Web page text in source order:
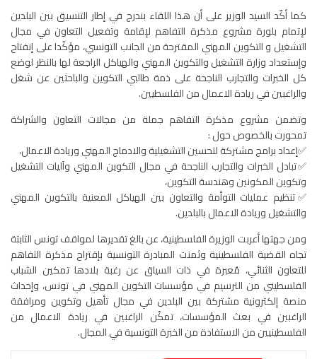
كما أكّد السيد الوزير على أن هذا اللقاء بندرج في إطار التنسيق بين البلدين
لإتمام بلورة مشروع مذكرة التفاهم لإقامة وتفعيل التعاون في مجال
التشغيل و التكوين المهني المقترحة من الجانب التونسي، مؤكّدا على إنفتاح
وإستعداد وزارة التشغيل والتكوين المهني والهياكل الراجعة لها بالنظر لوضع
كل الخبرات والتجارب الناجحة على ذمة طالبي التكوين والباحثين عن شغل
والراغبين في ريادة الاعمال من الفلسطيين.
وتضمن مشروع مذكرة التفاهم جملة من مجالات التعاون والشراكة
تمحورت بالخصوص حول :
✅إعداد برامج مشتركة لتحسين التشغيلية والادماج المهني وريادة الاعمال،
✅تبادل الخبرات والتجارب الناجحة في مجال التكوين المهني وآليات التشغيل
وتكوين المكونين وهندسة التكوين،
✅تنظيم عمليات التوأمة والتعاون بين الهياكل المعنية بالتكوين المهني
والتشغيل وريادة الاعمال بالبلدين.
ومن جهتها أعربت الوزيرة الفلسطينية، عن بالغ تقديرها لمواقف تونس الثابتة
تجاه القضية الفلسطينية وثمنت المبادرة التونسية بإقتراح مذكرة التفاهم
للتعاون الثنائي، مُعبرة في ذات السياق عن رغبة بلادها تمكين الشباب
الفلسطيني من الترسيم في مؤسسات التكوين المهني في تونس، وإحداث
منصة إلكترونية مشتركة بين البلدين في مجال تأهيل وتكوين ومرافقة
الراغبين في بعث المؤسسات، تمكّن الراغبين في ريادة الاعمال من
الفلسطينيين من الاستفادة من الخبرة التونسية في المجال.